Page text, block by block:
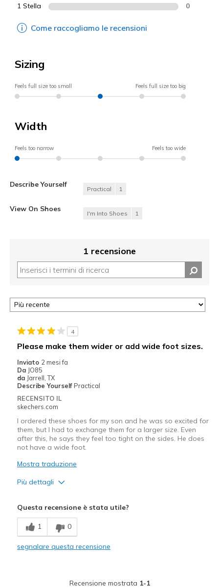
1 Stella 0
Come raccogliamo le recensioni
Sizing
Feels full size too small Feels full size too big
Width
Feels too narrow Feels too wide
Describe Yourself
Practical 1
View On Shoes
I'm Into Shoes 1
1 recensione
4
Please make them wider or add wide foot sizes.
Inviato 2 mesi fa
Da JO85
da Jarrell, TX
Describe Yourself Practical
RECENSITO IL
skechers.com
I ordered these shoes for my son and he was so excited for
them, but I had to exchange them for a larger size. Even
after this, he says they feel too tight on the sides. He does
not have a wide foot.
Mostra traduzione
Più dettagli
Width
Sizing
Feels true to size
Questa recensione è stata utile?
1 0
segnalare questa recensione
Recensione mostrata 1-1